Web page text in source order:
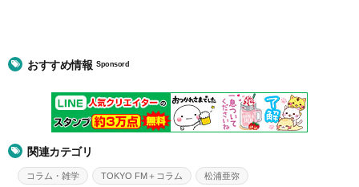
おすすめ情報Sponsord
関連カテゴリ
コラム・雑学 TOKYO FM＋コラム 松浦亜弥